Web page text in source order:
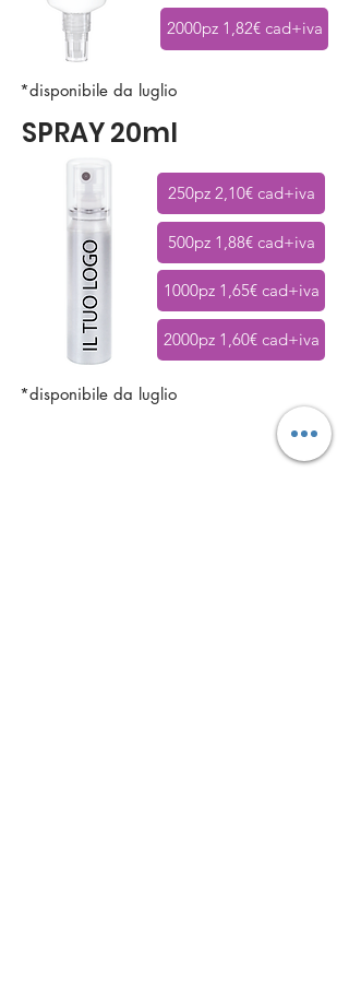
2000pz 1,82€ cad+iva
*disponibile da luglio
SPRAY 20ml
*disponibile da luglio
250pz 2,10€ cad+iva
500pz 1,88€ cad+iva
1000pz 1,65€ cad+iva
2000pz 1,60€ cad+iva